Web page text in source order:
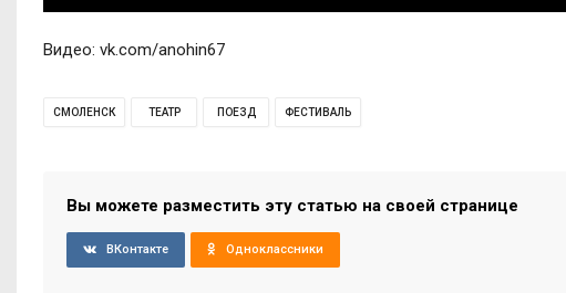
Видео: vk.com/anohin67
СМОЛЕНСК ТЕАТР ПОЕЗД ФЕСТИВАЛЬ
Вы можете разместить эту статью на своей странице
ВКонтакте Одноклассники